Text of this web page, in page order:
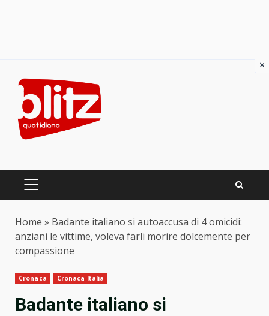
content
PRIMARY
Home » Badante italiano si autoaccusa di 4 omicidi:
anziani le vittime, voleva farli morire dolcemente per
compassione
Cronaca Cronaca Italia
Badante italiano si
×